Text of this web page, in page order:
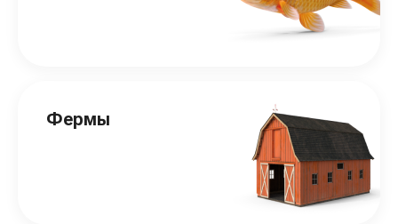
Фермы